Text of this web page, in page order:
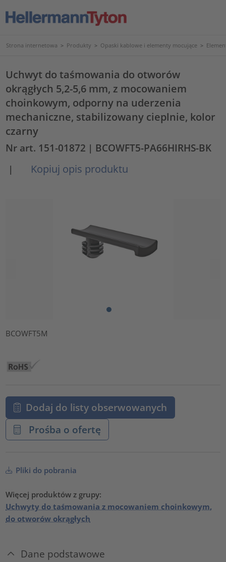
Strona internetowa > Produkty > Opaski kablowe i elementy mocujące >
Uchwyt do taśmowania do otworów
okrągłych 5,2-5,6 mm, z mocowaniem
choinkowym, odporny na uderzenia
mechaniczne, stabilizowany cieplnie, kolor
czarny
Nr art. 151-01872 | BCOWFT5-PA66HIRHS-BK
|
Kopiuj opis produktu
BCOWFT5M
Dodaj do listy obserwowanych
Prośba o ofertę
Pliki do pobrania
Więcej produktów z grupy:
Uchwyty do taśmowania z mocowaniem choinkowym,
do otworów okrągłych
Dane podstawowe